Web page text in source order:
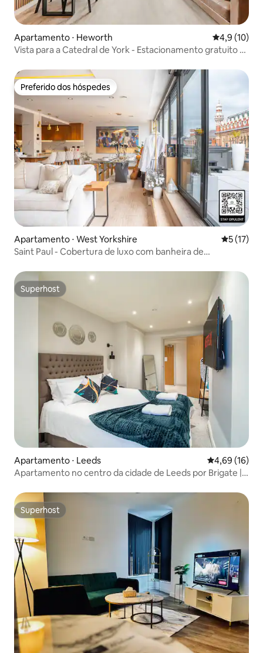
Apartamento ⋅ Heworth 4,9 de uma
4,9 (10)
Vista para a Catedral de York - Estacionamento gratuito e
Preferido dos hóspedes
Preferido dos hóspedes
Apartamento ⋅ West Yorkshire 5 de uma
5 (17)
Saint Paul - Cobertura de luxo com banheira de
Superhost
Superhost
Apartamento ⋅ Leeds 4,69 de uma
4,69 (16)
Apartamento no centro da cidade de Leeds por Brigate |
Superhost
Superhost